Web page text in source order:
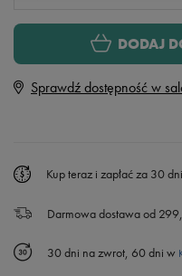
Rozmiary EU
22,5 cm
37,5 23,5 cm
38 24 cm
38,5 24,5 cm
DODAJ
Sprawdź dostępność w
Kup teraz i zapłać za 30 dni
Darmowa dostawa od
30 dni na zwrot, 60 dni w